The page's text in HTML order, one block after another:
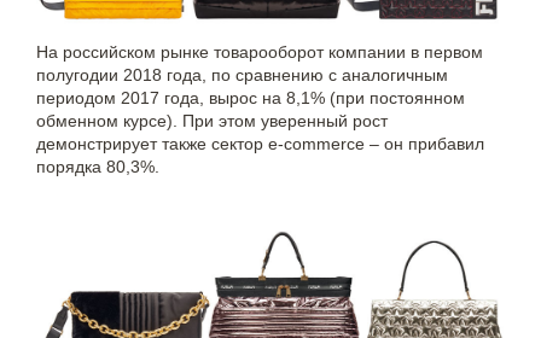
На российском рынке товарооборот компании в первом
полугодии 2018 года, по сравнению с аналогичным
периодом 2017 года, вырос на 8,1% (при постоянном
обменном курсе). При этом уверенный рост
демонстрирует также сектор e-commerce – он прибавил
порядка 80,3%.